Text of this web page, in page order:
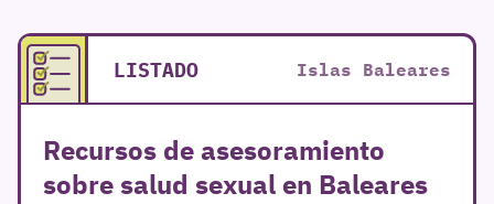
LISTADO Islas Baleares
Recursos de asesoramiento
sobre salud sexual en Baleares